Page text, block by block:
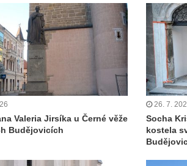
Valeria Jirsíka u Černé věže
Budějovicích
26. 7.
Socha
kostela